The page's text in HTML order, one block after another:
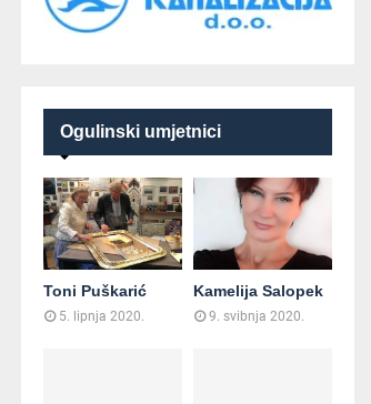
Ogulinski umjetnici
Toni Puškarić
5. lipnja 2020.
Kamelija Salopek
9. svibnja 2020.